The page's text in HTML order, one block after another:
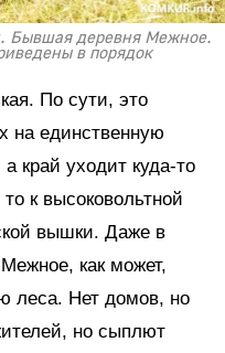
Бывшая деревня Межное.
в порядок
По сути, это
на единственную
край уходит куда-то
к высоковольтной
вышки. Даже в
как может,
леса. Нет домов, но
но сыплют